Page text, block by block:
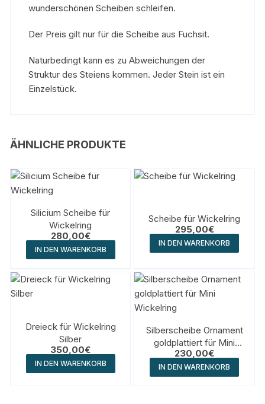
wunderschönen Scheiben schleifen.
Der Preis gilt nur für die Scheibe aus Fuchsit.
Naturbedingt kann es zu Abweichungen der
Struktur des Steiens kommen. Jeder Stein ist ein
Einzelstück.
ÄHNLICHE PRODUKTE
Silicium Scheibe für
Wickelring
280,00€
IN DEN WARENKORB
Scheibe für Wickelring
295,00€
IN DEN WARENKORB
Dreieck für Wickelring
Silber
350,00€
IN DEN WARENKORB
Silberscheibe Ornament
goldplattiert für Mini
Wickelring
230,00€
IN DEN WARENKORB